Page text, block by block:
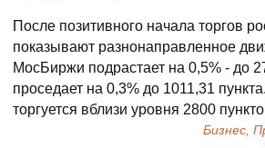
После позитивного начала торгов
показывают разнонаправленное
МосБиржи подрастает на 0,5% - до
проседает на 0,3% до 1011,31
торгуется вблизи уровня 2800
Бизнес,